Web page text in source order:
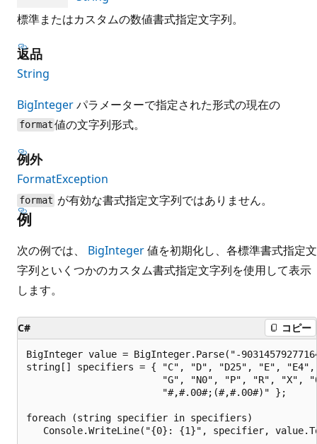
標準またはカスタムの数値書式指定文字列。
返品
String
BigIntegerパラメーターで指定された形式の現在の
format 値の文字列形式。
例外
FormatException
format が有効な書式指定文字列ではありません。
例
次の例では、 BigInteger値を初期化し、各標準書式指定文
字列といくつかのカスタム書式指定文字列を使用して表示
します。
C# コピー
BigInteger value = BigInteger.Parse("-
string[] specifiers = { "C", "D", "D25", "E",
"G", "N0", "P", "R", "X",
                        "#,#.00#;(#,#.00#)" };
foreach (string specifier in specifiers)
Console.WriteLine("{0}: {1}", specifier,